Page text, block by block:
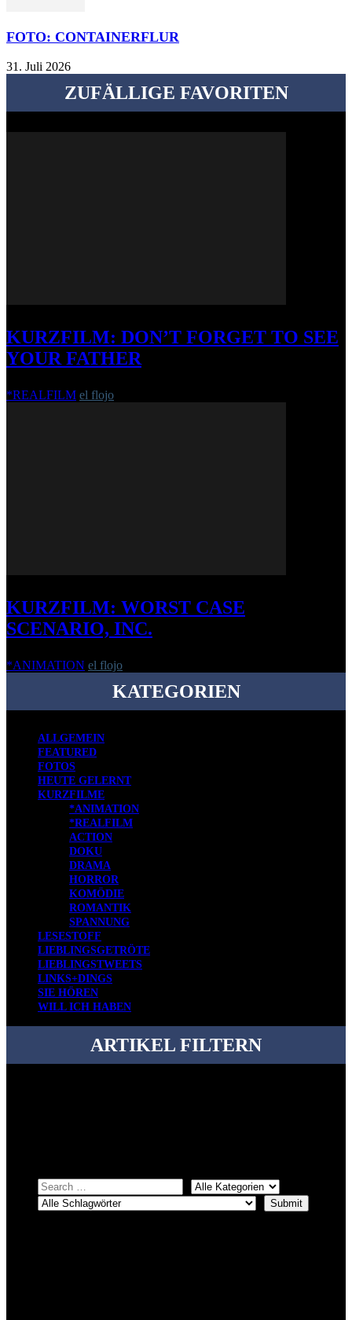
FOTO: CONTAINERFLUR
31. Juli 2026
ZUFÄLLIGE FAVORITEN
KURZFILM: DON’T FORGET TO SEE
YOUR FATHER
*REALFILM el flojo
KURZFILM: WORST CASE
SCENARIO, INC.
*ANIMATION el flojo
KATEGORIEN
ALLGEMEIN
FEATURED
FOTOS
HEUTE GELERNT
KURZFILME
*ANIMATION
*REALFILM
ACTION
DOKU
DRAMA
HORROR
KOMÖDIE
ROMANTIK
SPANNUNG
LESESTOFF
LIEBLINGSGETRÖTE
LIEBLINGSTWEETS
LINKS+DINGS
SIE HÖREN
WILL ICH HABEN
ARTIKEL FILTERN